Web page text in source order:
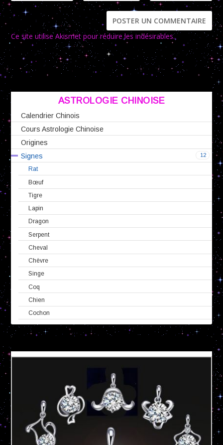
Ce site utilise Akismet pour réduire les indésirables.En savoir
plus sur la façon dont les données de vos commentaires sont
traitées .
ASTROLOGIE CHINOISE
Calendrier Chinois
Cours Astrologie Chinoise
Origines
12
Signes
Rat
Bœuf
Tigre
Lapin
Dragon
Serpent
Cheval
Chèvre
Singe
Coq
Chien
Cochon